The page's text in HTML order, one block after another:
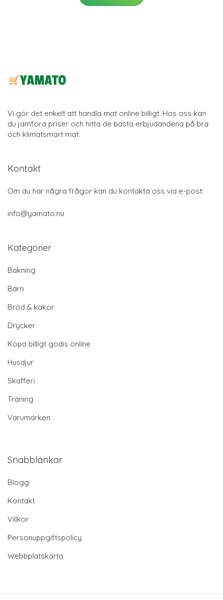
Vi gör det enkelt att handla mat online billigt. Hos oss kan
du jämföra priser och hitta de bästa erbjudandena på bra
och klimatsmart mat.
Kontakt
Om du har några frågor kan du kontakta oss via e-post:
info@yamato.nu
Kategorier
Bakning
Barn
Bröd & kakor
Drycker
Köpa billigt godis online
Husdjur
Skafferi
Träning
Varumärken
Snabblänkar
Blogg
Kontakt
Villkor
Personuppgiftspolicy
Webbplatskarta